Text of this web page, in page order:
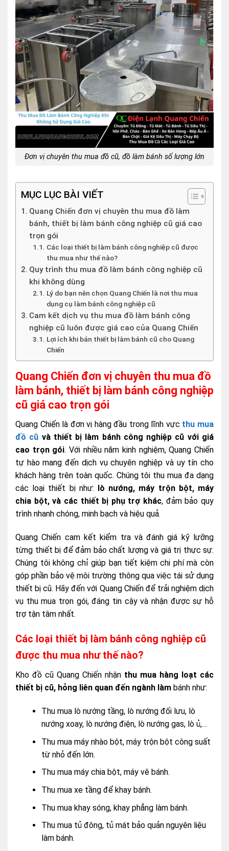
Đơn vị chuyên thu mua đồ cũ, đồ làm bánh số lượng lớn
MỤC LỤC BÀI VIẾT
Quang Chiến đơn vị chuyên thu mua đồ làm
bánh, thiết bị làm bánh công nghiệp cũ giá cao
trọn gói
Các loại thiết bị làm bánh công nghiệp cũ được
thu mua như thế nào?
Quy trình thu mua đồ làm bánh công nghiệp cũ
khi không dùng
Lý do bạn nên chọn Quang Chiến là nơi thu mua
dụng cụ làm bánh công nghiệp cũ
Cam kết dịch vụ thu mua đồ làm bánh công
nghiệp cũ luôn được giá cao của Quang Chiến
Lợi ích khi bán thiết bị làm bánh cũ cho Quang
Chiến
Quang Chiến đơn vị chuyên thu mua đồ
làm bánh, thiết bị làm bánh công nghiệp
cũ giá cao trọn gói
Quang Chiến là đơn vị hàng đầu trong lĩnh vực thu mua
đồ cũ và thiết bị làm bánh công nghiệp cũ với giá
cao trọn gói. Với nhiều năm kinh nghiệm, Quang Chiến
tự hào mang đến dịch vụ chuyên nghiệp và uy tín cho
khách hàng trên toàn quốc. Chúng tôi thu mua đa dạng
các loại thiết bị như: lò nướng, máy trộn bột, máy
chia bột, và các thiết bị phụ trợ khác, đảm bảo quy
trình nhanh chóng, minh bạch và hiệu quả.
Quang Chiến cam kết kiểm tra và đánh giá kỹ lưỡng
từng thiết bị để đảm bảo chất lượng và giá trị thực sự.
Chúng tôi không chỉ giúp bạn tiết kiệm chi phí mà còn
góp phần bảo vệ môi trường thông qua việc tái sử dụng
thiết bị cũ. Hãy đến với Quang Chiến để trải nghiệm dịch
vụ thu mua trọn gói, đáng tin cậy và nhận được sự hỗ
trợ tận tâm nhất.
Các loại thiết bị làm bánh công nghiệp cũ
được thu mua như thế nào?
Kho đồ cũ Quang Chiến nhận thu mua hàng loạt các
thiết bị cũ, hỏng liên quan đến ngành làm bánh như:
Thu mua lò nướng tầng, lò nướng đối lưu, lò
nướng xoay, lò nướng điện, lò nướng gas, lò ủ,…
Thu mua máy nhào bột, máy trộn bột công suất
từ nhỏ đến lớn.
Thu mua máy chia bột, máy vê bánh.
Thu mua xe tầng để khay bánh.
Thu mua khay sóng, khay phẳng làm bánh.
Thu mua tủ đông, tủ mát bảo quản nguyên liệu
làm bánh.